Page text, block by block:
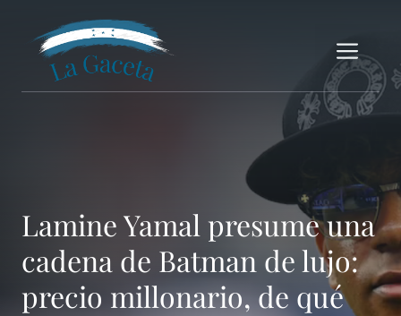
contenido
Lamine Yamal presume una
cadena de Batman de lujo:
precio millonario, de qué